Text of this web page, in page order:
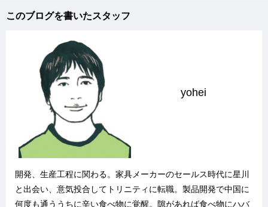
このブログを書いたスタッフ
yohei
開発、生産工程に関わる。家具メーカーのセールス時代に星川
と出会い、意気投合してトリニティに転職。製品開発で中国に
何度も通ううちに辛い食べ物に覚醒。隙があれば食べ物にハバ